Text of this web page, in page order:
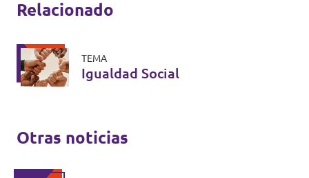
Relacionado
TEMA
Igualdad Social
Otras noticias